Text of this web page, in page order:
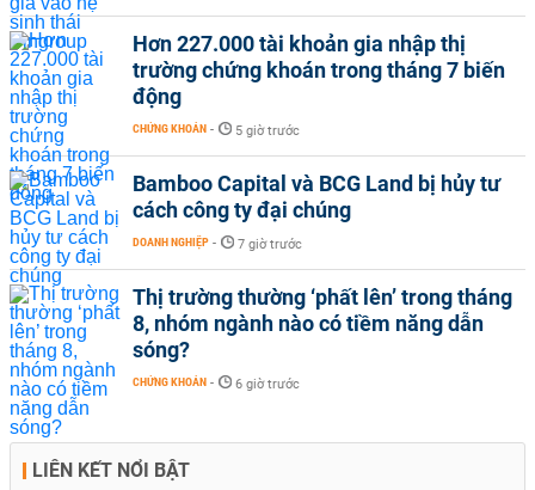
Hơn 227.000 tài khoản gia nhập thị
trường chứng khoán trong tháng 7 biến
động
CHỨNG KHOÁN - 5 giờ trước
Bamboo Capital và BCG Land bị hủy tư
cách công ty đại chúng
DOANH NGHIỆP - 7 giờ trước
Thị trường thường ‘phất lên’ trong tháng
8, nhóm ngành nào có tiềm năng dẫn
sóng?
CHỨNG KHOÁN - 6 giờ trước
LIÊN KẾT NỔI BẬT